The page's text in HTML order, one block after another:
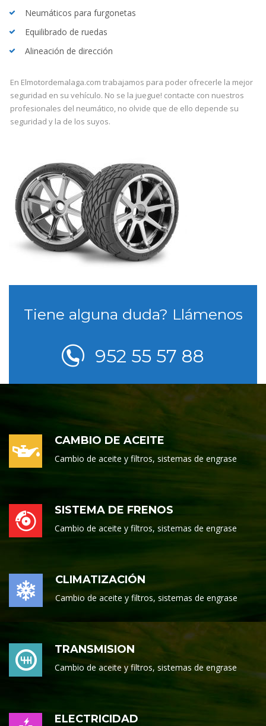
Neumáticos para furgonetas
Equilibrado de ruedas
Alineación de dirección
En Elmotordemalaga.com trabajamos para poder ofrecerle la mejor
seguridad en su vehículo. No se la juegue! contacte con nuestros
profesionales del neumático, no olvide que de ello depende su
seguridad y la de los suyos.
Tiene alguna duda? Llámenos
952 55 57 88
CAMBIO DE ACEITE
Cambio de aceite y filtros, sistemas de engrase
SISTEMA DE FRENOS
Cambio de aceite y filtros, sistemas de engrase
CLIMATIZACIÓN
Cambio de aceite y filtros, sistemas de engrase
TRANSMISION
Cambio de aceite y filtros, sistemas de engrase
ELECTRICIDAD